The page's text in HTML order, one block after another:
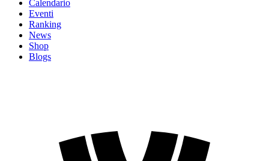
Calendario
Eventi
Ranking
News
Shop
Blogs